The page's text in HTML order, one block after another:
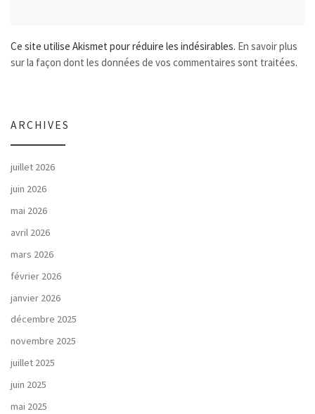
Ce site utilise Akismet pour réduire les indésirables. En savoir plus
sur la façon dont les données de vos commentaires sont traitées.
ARCHIVES
juillet 2026
juin 2026
mai 2026
avril 2026
mars 2026
février 2026
janvier 2026
décembre 2025
novembre 2025
juillet 2025
juin 2025
mai 2025